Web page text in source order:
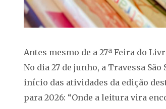
Antes mesmo de a 27ª Feira do
No dia 27 de junho, a Travessa
início das atividades da edição
para 2026: “Onde a leitura vira